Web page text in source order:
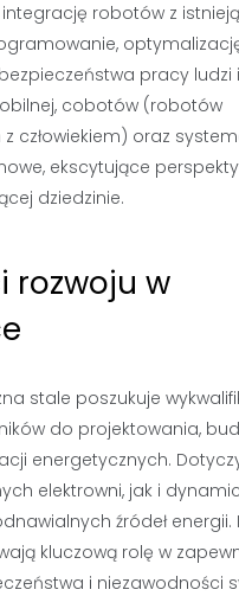
robotów z
pracy ludzi
cobotów (robotów
człowiekiem) oraz
ekscytujące
dziedzinie.
rozwoju w
stale poszukuje
do projektowania,
energetycznych.
elektrowni, jak i
źródeł energii.
kluczową rolę w
i niezawodności